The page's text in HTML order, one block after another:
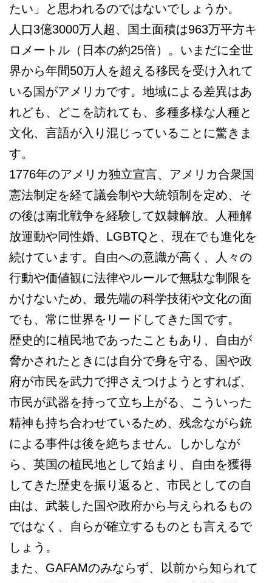
たい」と思われるのではないでしょうか。
人口3億3000万人超、国土面積は963万平方キ
ロメートル（日本の約25倍）。いまだに全世
界から年間50万人を超える移民を受け入れて
いる国がアメリカです。地域による差異はあ
れども、どこを訪れても、多種多様な人種と
文化、言語が入り混じっていることに驚きま
す。
1776年のアメリカ独立宣言、アメリカ合衆国
憲法制定を経て議会制や大統領制を定め、そ
の後は南北戦争を経験して奴隷解放。人種解
放運動や同性婚、LGBTQと、現在でも進化を
続けています。自由への意識が高く、人々の
行動や価値観に法律やルールで無駄な制限を
かけないため、最先端の科学技術や文化の面
でも、常に世界をリードしてきた国です。
歴史的に植民地であったこともあり、自由が
脅かされたときには自分で身を守る、国や政
府が市民を武力で押さえつけようとすれば、
市民が武器を持って立ち上がる、こういった
精神も持ち合わせているため、残念ながら銃
による事件は後を絶ちません。しかしなが
ら、英国の植民地として始まり、自由を獲得
してきた歴史を振り返ると、市民としての自
由は、武装した国や政府から与えられるもの
ではなく、自らが確立するものとも言えるで
しょう。
また、GAFAMのみならず、以前から知られて